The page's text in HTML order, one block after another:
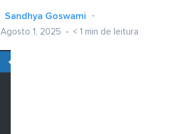
Sandhya Goswami
1, 2025 < 1 min de leitura